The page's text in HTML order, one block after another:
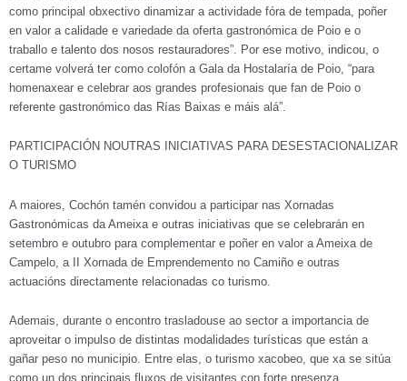
como principal obxectivo dinamizar a actividade fóra de tempada, poñer
en valor a calidade e variedade da oferta gastronómica de Poio e o
traballo e talento dos nosos restauradores”. Por ese motivo, indicou, o
certame volverá ter como colofón a Gala da Hostalaría de Poio, “para
homenaxear e celebrar aos grandes profesionais que fan de Poio o
referente gastronómico das Rías Baixas e máis alá”.
PARTICIPACIÓN NOUTRAS INICIATIVAS PARA DESESTACIONALIZAR
O TURISMO
A maiores, Cochón tamén convidou a participar nas Xornadas
Gastronómicas da Ameixa e outras iniciativas que se celebrarán en
setembro e outubro para complementar e poñer en valor a Ameixa de
Campelo, a II Xornada de Emprendemento no Camiño e outras
actuacións directamente relacionadas co turismo.
Ademais, durante o encontro trasladouse ao sector a importancia de
aproveitar o impulso de distintas modalidades turísticas que están a
gañar peso no municipio. Entre elas, o turismo xacobeo, que xa se sitúa
como un dos principais fluxos de visitantes con forte presenza